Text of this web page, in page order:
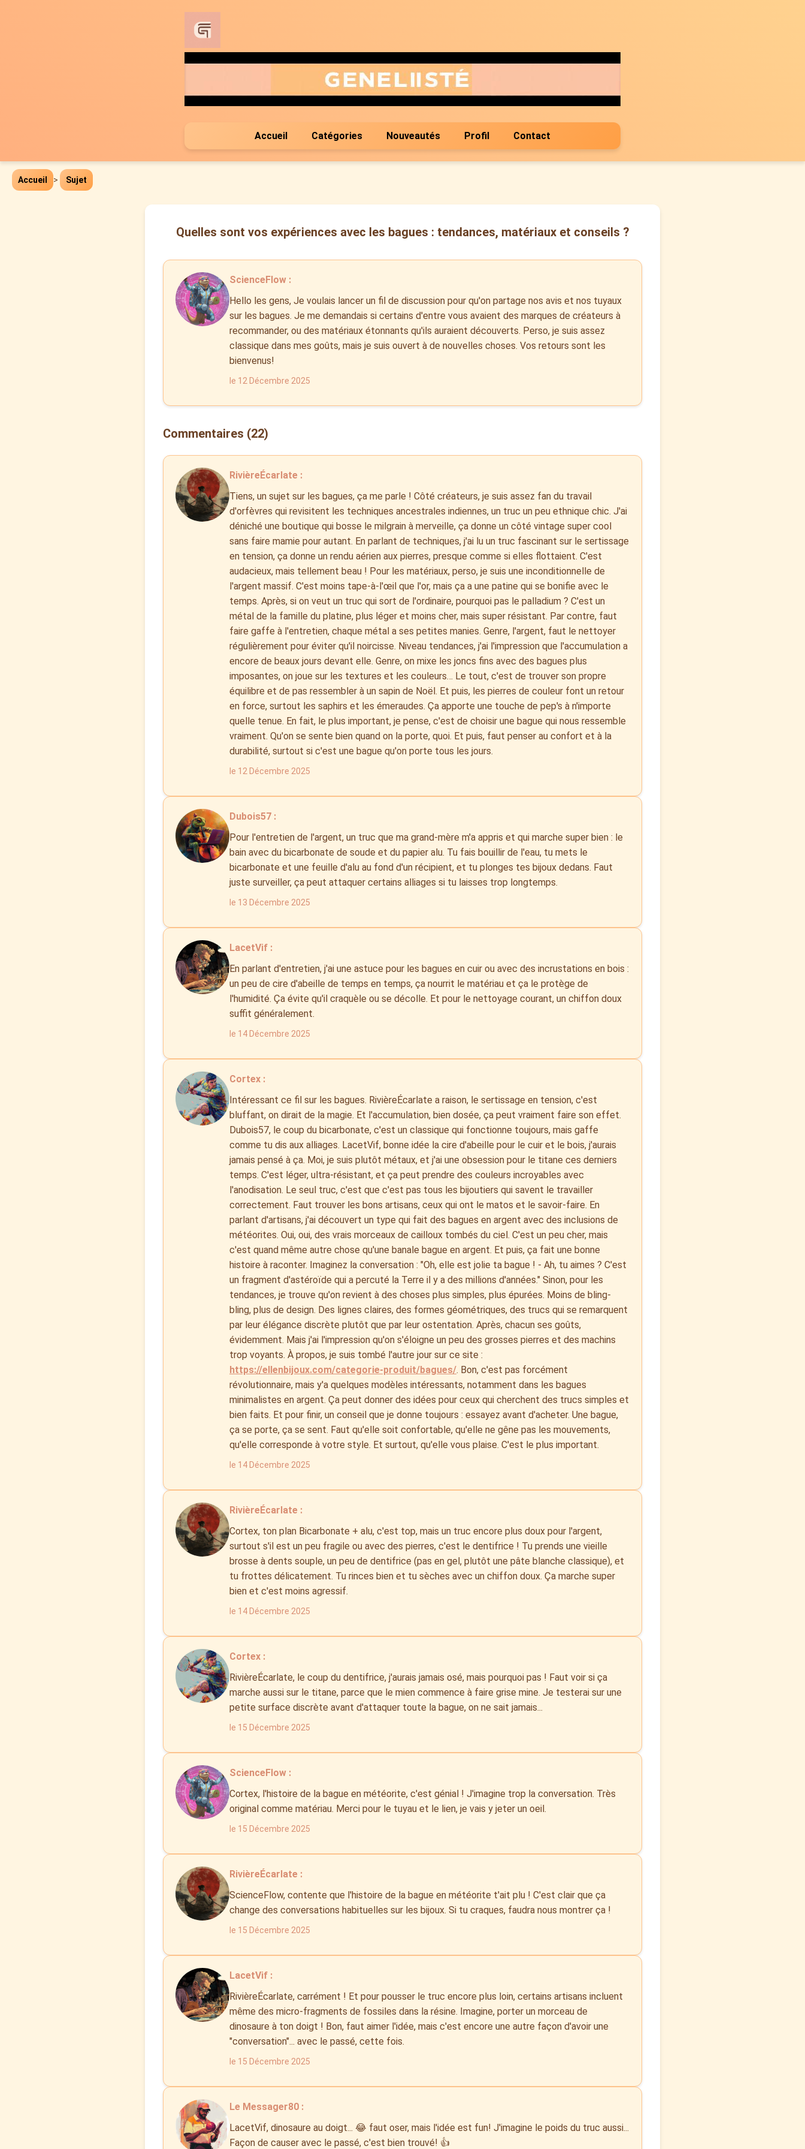
Accueil Catégories Nouveautés Profil Contact
Accueil > Sujet
Quelles sont vos expériences avec les bagues : tendances, matériaux et conseils ?
ScienceFlow :
Hello les gens, Je voulais lancer un fil de discussion pour qu'on partage nos avis et nos tuyaux
sur les bagues. Je me demandais si certains d'entre vous avaient des marques de créateurs à
recommander, ou des matériaux étonnants qu'ils auraient découverts. Perso, je suis assez
classique dans mes goûts, mais je suis ouvert à de nouvelles choses. Vos retours sont les
bienvenus!
le 12 Décembre 2025
Commentaires (22)
RivièreÉcarlate :
Tiens, un sujet sur les bagues, ça me parle ! Côté créateurs, je suis assez fan du travail
d'orfèvres qui revisitent les techniques ancestrales indiennes, un truc un peu ethnique chic. J'ai
déniché une boutique qui bosse le milgrain à merveille, ça donne un côté vintage super cool
sans faire mamie pour autant. En parlant de techniques, j'ai lu un truc fascinant sur le sertissage
en tension, ça donne un rendu aérien aux pierres, presque comme si elles flottaient. C'est
audacieux, mais tellement beau ! Pour les matériaux, perso, je suis une inconditionnelle de
l'argent massif. C'est moins tape-à-l'œil que l'or, mais ça a une patine qui se bonifie avec le
temps. Après, si on veut un truc qui sort de l'ordinaire, pourquoi pas le palladium ? C'est un
métal de la famille du platine, plus léger et moins cher, mais super résistant. Par contre, faut
faire gaffe à l'entretien, chaque métal a ses petites manies. Genre, l'argent, faut le nettoyer
régulièrement pour éviter qu'il noircisse. Niveau tendances, j'ai l'impression que l'accumulation a
encore de beaux jours devant elle. Genre, on mixe les joncs fins avec des bagues plus
imposantes, on joue sur les textures et les couleurs… Le tout, c'est de trouver son propre
équilibre et de pas ressembler à un sapin de Noël. Et puis, les pierres de couleur font un retour
en force, surtout les saphirs et les émeraudes. Ça apporte une touche de pep's à n'importe
quelle tenue. En fait, le plus important, je pense, c'est de choisir une bague qui nous ressemble
vraiment. Qu'on se sente bien quand on la porte, quoi. Et puis, faut penser au confort et à la
durabilité, surtout si c'est une bague qu'on porte tous les jours.
le 12 Décembre 2025
Dubois57 :
Pour l'entretien de l'argent, un truc que ma grand-mère m'a appris et qui marche super bien : le
bain avec du bicarbonate de soude et du papier alu. Tu fais bouillir de l'eau, tu mets le
bicarbonate et une feuille d'alu au fond d'un récipient, et tu plonges tes bijoux dedans. Faut
juste surveiller, ça peut attaquer certains alliages si tu laisses trop longtemps.
le 13 Décembre 2025
LacetVif :
En parlant d'entretien, j'ai une astuce pour les bagues en cuir ou avec des incrustations en bois :
un peu de cire d'abeille de temps en temps, ça nourrit le matériau et ça le protège de
l'humidité. Ça évite qu'il craquèle ou se décolle. Et pour le nettoyage courant, un chiffon doux
suffit généralement.
le 14 Décembre 2025
Cortex :
Intéressant ce fil sur les bagues. RivièreÉcarlate a raison, le sertissage en tension, c'est
bluffant, on dirait de la magie. Et l'accumulation, bien dosée, ça peut vraiment faire son effet.
Dubois57, le coup du bicarbonate, c'est un classique qui fonctionne toujours, mais gaffe
comme tu dis aux alliages. LacetVif, bonne idée la cire d'abeille pour le cuir et le bois, j'aurais
jamais pensé à ça. Moi, je suis plutôt métaux, et j'ai une obsession pour le titane ces derniers
temps. C'est léger, ultra-résistant, et ça peut prendre des couleurs incroyables avec
l'anodisation. Le seul truc, c'est que c'est pas tous les bijoutiers qui savent le travailler
correctement. Faut trouver les bons artisans, ceux qui ont le matos et le savoir-faire. En
parlant d'artisans, j'ai découvert un type qui fait des bagues en argent avec des inclusions de
météorites. Oui, oui, des vrais morceaux de cailloux tombés du ciel. C'est un peu cher, mais
c'est quand même autre chose qu'une banale bague en argent. Et puis, ça fait une bonne
histoire à raconter. Imaginez la conversation : "Oh, elle est jolie ta bague ! - Ah, tu aimes ? C'est
un fragment d'astéroïde qui a percuté la Terre il y a des millions d'années." Sinon, pour les
tendances, je trouve qu'on revient à des choses plus simples, plus épurées. Moins de bling-
bling, plus de design. Des lignes claires, des formes géométriques, des trucs qui se remarquent
par leur élégance discrète plutôt que par leur ostentation. Après, chacun ses goûts,
évidemment. Mais j'ai l'impression qu'on s'éloigne un peu des grosses pierres et des machins
trop voyants. À propos, je suis tombé l'autre jour sur ce site :
https://ellenbijoux.com/categorie-produit/bagues/. Bon, c'est pas forcément
révolutionnaire, mais y'a quelques modèles intéressants, notamment dans les bagues
minimalistes en argent. Ça peut donner des idées pour ceux qui cherchent des trucs simples et
bien faits. Et pour finir, un conseil que je donne toujours : essayez avant d'acheter. Une bague,
ça se porte, ça se sent. Faut qu'elle soit confortable, qu'elle ne gêne pas les mouvements,
qu'elle corresponde à votre style. Et surtout, qu'elle vous plaise. C'est le plus important.
le 14 Décembre 2025
RivièreÉcarlate :
Cortex, ton plan Bicarbonate + alu, c'est top, mais un truc encore plus doux pour l'argent,
surtout s'il est un peu fragile ou avec des pierres, c'est le dentifrice ! Tu prends une vieille
brosse à dents souple, un peu de dentifrice (pas en gel, plutôt une pâte blanche classique), et
tu frottes délicatement. Tu rinces bien et tu sèches avec un chiffon doux. Ça marche super
bien et c'est moins agressif.
le 14 Décembre 2025
Cortex :
RivièreÉcarlate, le coup du dentifrice, j'aurais jamais osé, mais pourquoi pas ! Faut voir si ça
marche aussi sur le titane, parce que le mien commence à faire grise mine. Je testerai sur une
petite surface discrète avant d'attaquer toute la bague, on ne sait jamais...
le 15 Décembre 2025
ScienceFlow :
Cortex, l'histoire de la bague en météorite, c'est génial ! J'imagine trop la conversation. Très
original comme matériau. Merci pour le tuyau et le lien, je vais y jeter un oeil.
le 15 Décembre 2025
RivièreÉcarlate :
ScienceFlow, contente que l'histoire de la bague en météorite t'ait plu ! C'est clair que ça
change des conversations habituelles sur les bijoux. Si tu craques, faudra nous montrer ça !
le 15 Décembre 2025
LacetVif :
RivièreÉcarlate, carrément ! Et pour pousser le truc encore plus loin, certains artisans incluent
même des micro-fragments de fossiles dans la résine. Imagine, porter un morceau de
dinosaure à ton doigt ! Bon, faut aimer l'idée, mais c'est encore une autre façon d'avoir une
"conversation"... avec le passé, cette fois.
le 15 Décembre 2025
Le Messager80 :
LacetVif, dinosaure au doigt... 😂 faut oser, mais l'idée est fun! J'imagine le poids du truc aussi...
Façon de causer avec le passé, c'est bien trouvé! 👍